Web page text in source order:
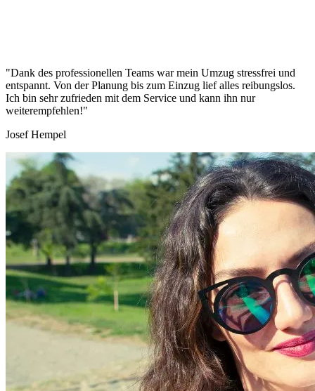
"Dank des professionellen Teams war mein Umzug stressfrei und
entspannt. Von der Planung bis zum Einzug lief alles reibungslos.
Ich bin sehr zufrieden mit dem Service und kann ihn nur
weiterempfehlen!"
Josef Hempel